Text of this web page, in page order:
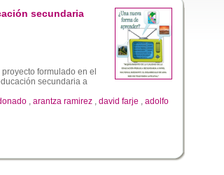
secundaria
formulado en el
secundaria a
, arantza ramirez , david farje , adolfo